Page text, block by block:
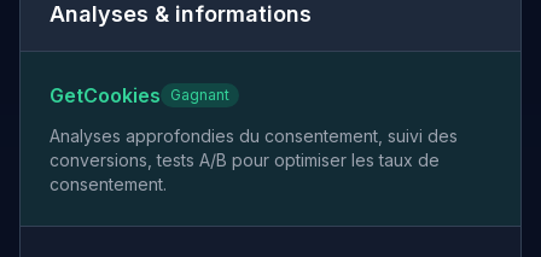
Analyses & informations
GetCookies Gagnant
Analyses approfondies du consentement, suivi des
conversions, tests A/B pour optimiser les taux de
consentement.